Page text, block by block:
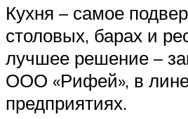
Кухня – самое
столовых, барах и
лучшее решение –
ООО «Рифей», в
предприятиях.